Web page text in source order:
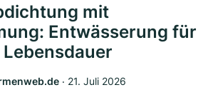
mit
Entwässerung für
‧ 21. Juli 2026